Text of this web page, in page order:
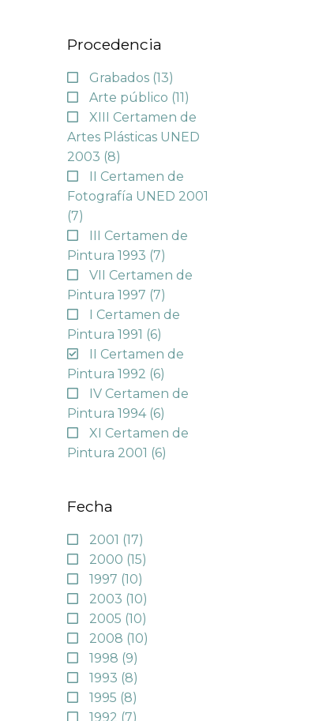
Procedencia
Grabados (13)
Arte público (11)
XIII Certamen de
Artes Plásticas UNED
2003 (8)
II Certamen de
Fotografía UNED 2001
(7)
III Certamen de
Pintura 1993 (7)
VII Certamen de
Pintura 1997 (7)
I Certamen de
Pintura 1991 (6)
II Certamen de
Pintura 1992 (6)
IV Certamen de
Pintura 1994 (6)
XI Certamen de
Pintura 2001 (6)
Fecha
2001 (17)
2000 (15)
1997 (10)
2003 (10)
2005 (10)
2008 (10)
1998 (9)
1993 (8)
1995 (8)
1992 (7)